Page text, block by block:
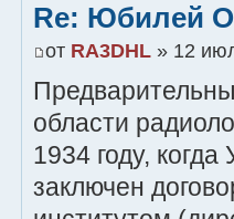
Re: Юбилей
от RA3DHL» 12
области
1934 году,
заключен